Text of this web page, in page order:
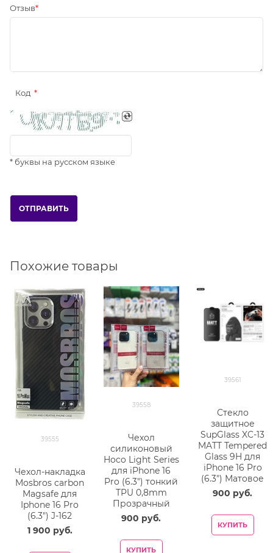
Отзыв
Код
* буквы на русском языке
Похожие товары
39555
Чехол-накладка
Mosbros carbon
Magsafe для
Iphone 16 Pro
(6.3") J-162
1 900 руб.
39558
Чехол
силиконовый
Hoco Light Series
для iPhone 16
Pro (6.3") тонкий
TPU 0,8mm
Прозрачный
900 руб.
КУПИТЬ
39561
Стекло
защитное
SupGlass XC-13
MATT Tempered
Glass 9H для
iPhone 16 Pro
(6.3") Матовое
900 руб.
КУПИТЬ